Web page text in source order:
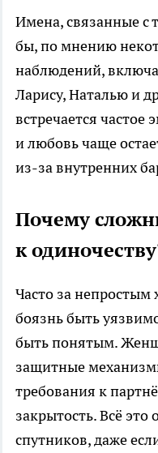
Имена, связанные с
бы, по мнению
наблюдений,
Ларису, Наталью и
встречается
и любовь чаще
из-за внутренних
Почему
к
Часто за непростым
боязнь быть
быть понятым.
защитные
требования к
закрытость. Всё
спутников, даже